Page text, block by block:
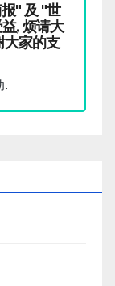
" 及 "世
, 烦请大
大家的支
.